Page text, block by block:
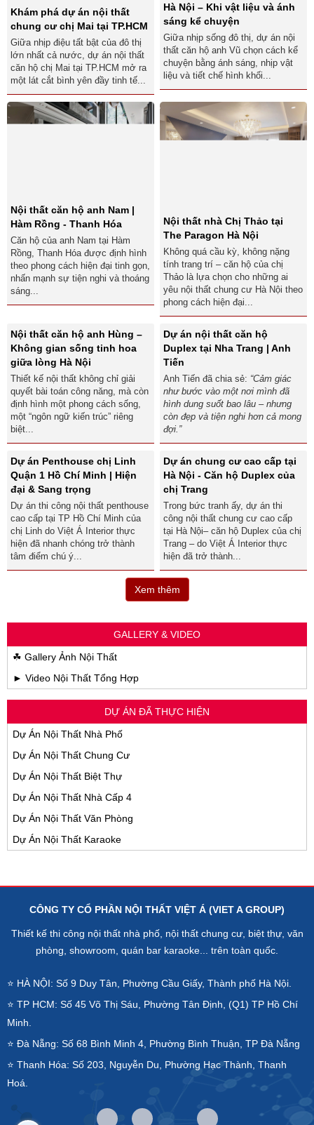
Khám phá dự án nội thất
chung cư chị Mai tại TP.HCM
Giữa nhịp điệu tất bật của đô thị
lớn nhất cả nước, dự án nội thất
căn hộ chị Mai tại TP.HCM mở ra
một lát cắt bình yên đầy tinh tế...
Hà Nội – Khi vật liệu và ánh
sáng kể chuyện
Giữa nhịp sống đô thị, dự án nội
thất căn hộ anh Vũ chọn cách kể
chuyện bằng ánh sáng, nhịp vật
liệu và tiết chế hình khối...
Nội thất căn hộ anh Nam |
Hàm Rồng - Thanh Hóa
Căn hộ của anh Nam tại Hàm
Rồng, Thanh Hóa được định hình
theo phong cách hiện đại tinh gọn,
nhấn mạnh sự tiện nghi và thoáng
sáng...
Nội thất nhà Chị Thảo tại
The Paragon Hà Nội
Không quá cầu kỳ, không nặng
tính trang trí – căn hộ của chị
Thảo là lựa chọn cho những ai
yêu nội thất chung cư Hà Nội theo
phong cách hiện đại...
Nội thất căn hộ anh Hùng –
Không gian sống tinh hoa
giữa lòng Hà Nội
Thiết kế nội thất không chỉ giải
quyết bài toán công năng, mà còn
định hình một phong cách sống,
một “ngôn ngữ kiến trúc” riêng
biệt...
Dự án nội thất căn hộ
Duplex tại Nha Trang | Anh
Tiến
Anh Tiến đã chia sẻ: “Cảm giác
như bước vào một nơi mình đã
hình dung suốt bao lâu – nhưng
còn đẹp và tiện nghi hơn cả mong
đợi.”
Dự án Penthouse chị Linh
Quận 1 Hồ Chí Minh | Hiện
đại & Sang trọng
Dự án thi công nội thất penthouse
cao cấp tại TP Hồ Chí Minh của
chị Linh do Việt Á Interior thực
hiện đã nhanh chóng trở thành
tâm điểm chú ý...
Dự án chung cư cao cấp tại
Hà Nội - Căn hộ Duplex của
chị Trang
Trong bức tranh ấy, dự án thi
công nội thất chung cư cao cấp
tại Hà Nội– căn hộ Duplex của chị
Trang – do Việt Á Interior thực
hiện đã trở thành...
Xem thêm
GALLERY & VIDEO
☘ Gallery Ảnh Nội Thất
► Video Nội Thất Tổng Hợp
DỰ ÁN ĐÃ THỰC HIỆN
Dự Án Nội Thất Nhà Phố
Dự Án Nội Thất Chung Cư
Dự Án Nội Thất Biệt Thự
Dự Án Nội Thất Nhà Cấp 4
Dự Án Nội Thất Văn Phòng
Dự Án Nội Thất Karaoke
CÔNG TY CỔ PHẦN NỘI THẤT VIỆT Á (VIET A GROUP)
Thiết kế thi công nội thất nhà phố, nội thất chung cư, biệt thự, văn
phòng, showroom, quán bar karaoke... trên toàn quốc.
⭐ HÀ NỘI: Số 9 Duy Tân, Phường Cầu Giấy, Thành phố Hà Nội.
⭐ TP HCM: Số 45 Võ Thị Sáu, Phường Tân Định, (Q1) TP Hồ Chí
Minh.
⭐ Đà Nẵng: Số 68 Bình Minh 4, Phường Bình Thuận, TP Đà Nẵng
⭐ Thanh Hóa: Số 203, Nguyễn Du, Phường Hạc Thành, Thanh
Hoá.